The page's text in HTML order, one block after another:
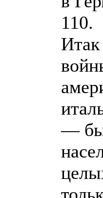
110.
—